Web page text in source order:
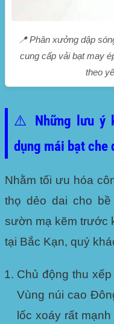
📍 Phân xưởng dập
cung cấp vải bạt may
theo
⚠️ Những lưu ý
dụng mái bạt che
Nhằm tối ưu hóa
thọ dẻo dai cho
sườn mạ kẽm trước
tại Bắc Kạn, quý
Chủ động thu
Vùng núi cao
lốc xoáy rất